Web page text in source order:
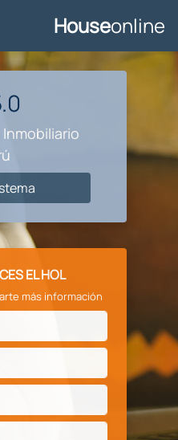
Houseonline
EL HOL
más información